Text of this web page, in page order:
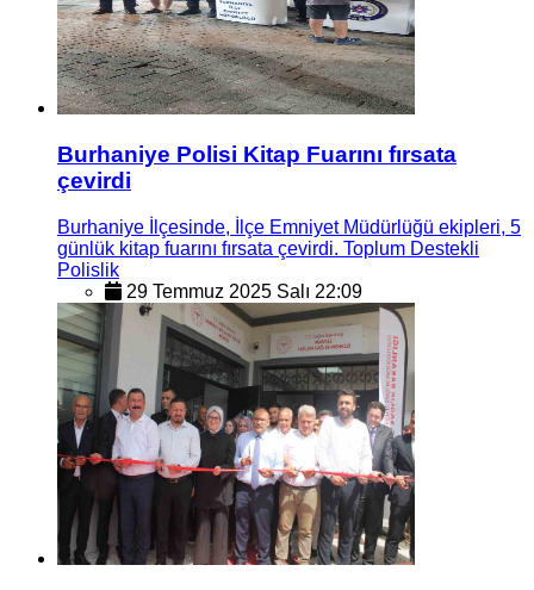
Burhaniye Polisi Kitap Fuarını fırsata
çevirdi
Burhaniye İlçesinde, İlçe Emniyet Müdürlüğü ekipleri, 5
günlük kitap fuarını fırsata çevirdi. Toplum Destekli
Polislik
29 Temmuz 2025 Salı 22:09